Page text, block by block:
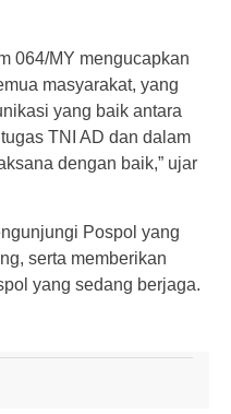
064/MY mengucapkan
masyarakat, yang
yang baik antara
TNI AD dan dalam
dengan baik,” ujar
Pospol yang
serta memberikan
yang sedang berjaga.